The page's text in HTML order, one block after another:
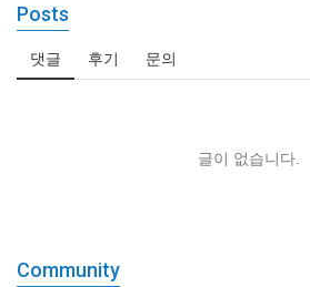
Posts
댓글 후기 문의
글이 없습니다.
Community